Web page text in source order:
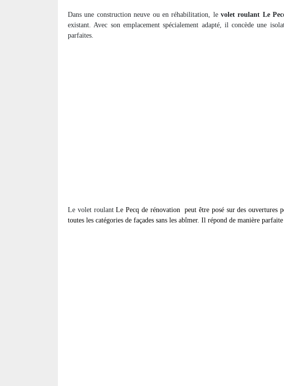
Dans une construction neuve ou en réhabilitation, le volet roulant Le
existant. Avec son emplacement spécialement adapté, il concède une
parfaites.
Le volet roulantLe Pecq de rénovation
peut être posé sur des ouvertures
toutes les catégories de façades sans les abîmer. Il répond de manière